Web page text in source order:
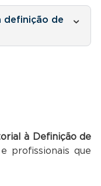
definição de
à Definição de
profissionais que